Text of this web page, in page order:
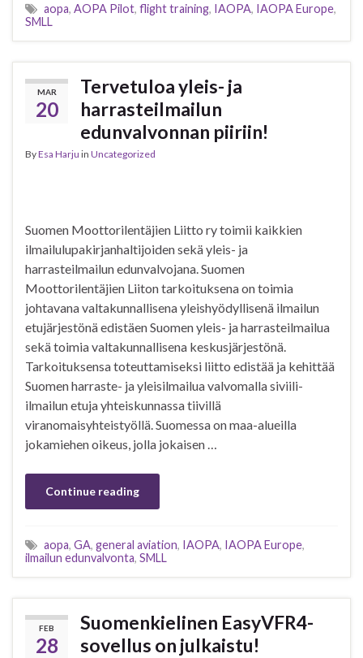
aopa, AOPA Pilot, flight training, IAOPA, IAOPA Europe,
SMLL
MAR
20
Tervetuloa yleis- ja
harrasteilmailun
edunvalvonnan piiriin!
ByEsa Harju in Uncategorized
Suomen Moottorilentäjien Liitto ry toimii kaikkien
ilmailulupakirjanhaltijoiden sekä yleis- ja
harrasteilmailun edunvalvojana. Suomen
Moottorilentäjien Liiton tarkoituksena on toimia
johtavana valtakunnallisena yleishyödyllisenä ilmailun
etujärjestönä edistäen Suomen yleis- ja harrasteilmailua
sekä toimia valtakunnallisena keskusjärjestönä.
Tarkoituksensa toteuttamiseksi liitto edistää ja kehittää
Suomen harraste- ja yleisilmailua valvomalla siviili-
ilmailun etuja yhteiskunnassa tiivillä
viranomaisyhteistyöllä. Suomessa on maa-alueilla
jokamiehen oikeus, jolla jokaisen …
Continue reading
aopa, GA, general aviation, IAOPA, IAOPA Europe,
ilmailun edunvalvonta, SMLL
FEB
28
Suomenkielinen EasyVFR4-
sovellus on julkaistu!